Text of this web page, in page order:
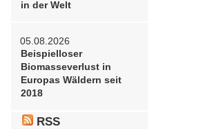
in der Welt
05.08.2026
Beispielloser
Biomasseverlust in
Europas Wäldern seit
2018
RSS